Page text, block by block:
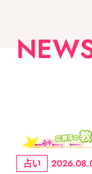
占い